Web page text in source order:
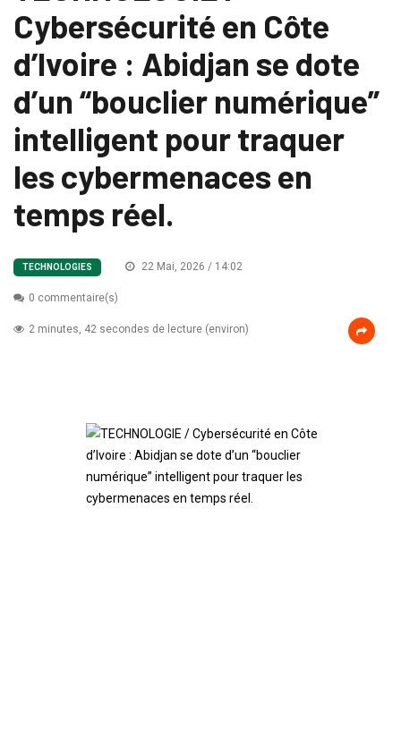
Cybersécurité en Côte
d’Ivoire : Abidjan se dote
d’un “bouclier numérique”
intelligent pour traquer
les cybermenaces en
temps réel.
TECHNOLOGIES 22 Mai, 2026 / 14:02
0 commentaire(s)
2 minutes, 42 secondes de lecture (environ)